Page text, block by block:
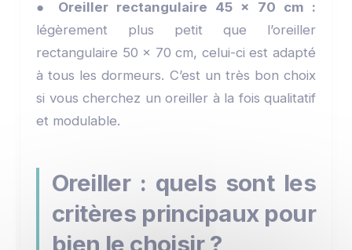
● Oreiller rectangulaire 45 x 70 cm :
légèrement plus petit que l’oreiller
rectangulaire 50 x 70 cm, celui-ci est adapté
à tous les dormeurs. C’est un très bon choix
si vous cherchez un oreiller à la fois qualitatif
et modulable.
Oreiller : quels sont les
critères principaux pour
bien le choisir ?